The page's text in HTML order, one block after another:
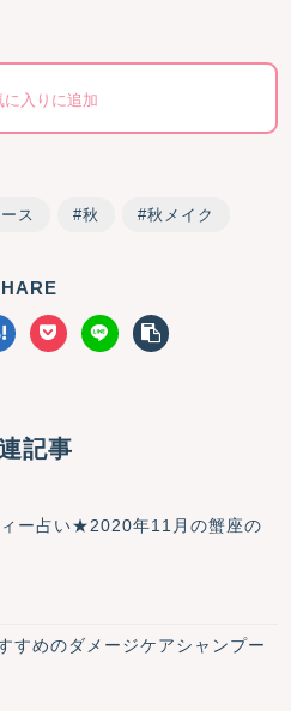
に入りに追加
ス 秋 秋メイク
記事
ー占い★2020年11月の蟹座の
すめのダメージケアシャンプー